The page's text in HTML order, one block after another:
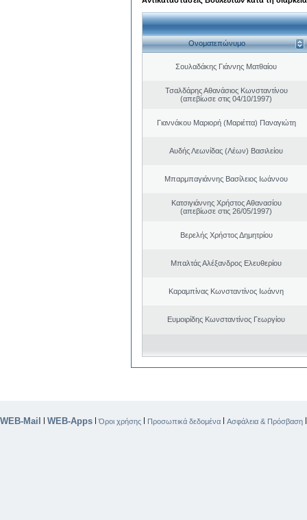
Ονοματεπώνυμο
Σουλαδάκης Γιάννης Ματθαίου
Τσαλδάρης Αθανάσιος Κωνσταντίνου
(απεβίωσε στις 04/10/1997)
Γιαννάκου Μαριορή (Μαριέττα) Παναγιώτη
Αυδής Λεωνίδας (Λέων) Βασιλείου
Μπαρμπαγιάννης Βασίλειος Ιωάννου
Κατσιγιάννης Χρήστος Αθανασίου
(απεβίωσε στις 26/05/1997)
Βερελής Χρήστος Δημητρίου
Μπαλτάς Αλέξανδρος Ελευθερίου
Καραμπίνας Κωνσταντίνος Ιωάννη
Ευμοιρίδης Κωνσταντίνος Γεωργίου
WEB-Mail | WEB-Apps |Όροι χρήσης | Προσωπικά δεδομένα | Ασφάλεια & Πρόσβαση